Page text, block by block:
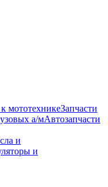
мототехникеЗапчасти
а/мАвтозапчасти
и
и